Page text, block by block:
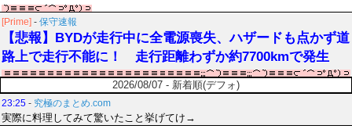
[Prime] - 保守速報
【悲報】BYDが走行中に全電源喪失、ハザードも点かず道
路上で走行不能に！ 走行距離わずか約7700kmで発生
2026/08/07 - 新着順(デフォ)
23:25 - 究極のまとめ.com
実際に料理してみて驚いたこと挙げてけ→